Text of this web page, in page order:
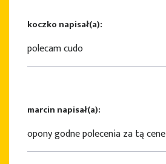
koczko napisał(a):
polecam cudo
marcin napisał(a):
opony godne polecenia za tą cene